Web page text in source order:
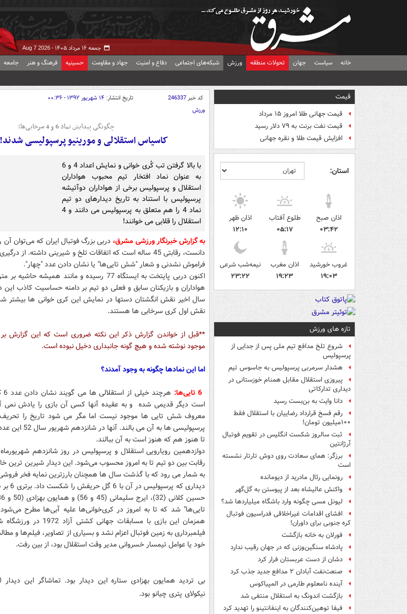
جمعه ۱۶ مرداد ۱۴۰۵ - Aug 7 2026
خانه سیاست جهان تحولات منطقه ورزش شبکه‌های اجتماعی دفاع و امنیت جهاد و مقاومت حسینیه فرهنگ و هنر جامعه
قیمت
قیمت جهانی طلا امروز ۱۵ مرداد
قیمت نفت برنت به ۷۹ دلار رسید
افزایش قیمت طلا و نقره جهانی
استان:
اذان صبح
۰۳:۴۲
طلوع آفتاب
۰۵:۱۷
اذان ظهر
۱۲:۱۰
غروب خورشید
۱۹:۰۳
اذان مغرب
۱۹:۲۳
نیمه‌شب شرعی
۲۳:۲۲
تازه های ورزش
شروع تلخ مدافع تیم ملی پس از جدایی از
پرسپولیس
هشدار سرمربی پرسپولیس به جاسوس تیم
پیروزی استقلال مقابل همنام خوزستانی در
دیداری تدارکاتی
دانا وایت به بن‌بست رسید
رقم فسخ قرارداد رضاییان با استقلال فقط
۱۰۰میلیون تومان!
ثبت سالروز شکست انگلیس در تقویم فوتبال
آرژانتین
برزگر: همای سعادت روی دوش تارتار نشسته
است
رونمایی رئال مادرید از دیومانده
واکنش عالیشاه بعد از پیوستن به گل‌گهر
لیونل مسی چگونه وارد باشگاه میلیاردها شد؟
افشای اقدامات غیراخلاقی فدراسیون فوتبال
کره جنوبی برای داوران!
فورلان به خانه بازگشت
پادشاه سنگین‌وزنی که در جهان رقیب ندارد
دشان از دست عربستان فرار کرد
صنعت‌نفت آبادان ۲ مدافع جدید جذب کرد
آینده نامعلوم طارمی در المپیاکوس
بازگشت اندونگ به استقلال منتفی شد
فیفا توهین‌کنندگان به اینفانتینو را تهدید کرد
کد خبر246337 تاریخ انتشار: ۱۴ شهریور ۱۳۹۲ - ۰۰:۳۶
ورزش
چگونگی پیدایش نماد 6 و 4 سرخابی‌ها؛
کاسیاس استقلالی و مورینیو پرسپولیسی
با بالا گرفتن تب کُری خوانی و نمایش اعداد 4 و 6
به عنوان نماد افتخار تیم محبوب هواداران
استقلال و پرسپولیس برخی از هواداران دوآتیشه
پرسپولیس با استناد به تاریخ دیدارهای دو تیم
نماد 4 را هم متعلق به پرسپولیس می دانند و 4
استقلال را قلابی می خوانند!
به گزارش خبرنگار ورزشی مشرق، دربی بزرگ فوتبال ایران که می‌توان
دانست، رقابتی 45 ساله است که اتفاقات تلخ و شیرینی داشته. از
فراموش نشدنی و شعار "شش تایی‌ها" یا نشان دادن عدد "چهار".
اکنون دربی پایتخت به ایستگاه 77 رسیده و مانند
هواداران و بازیکنان سابق و فعلی دو تیم بر دامنه حساسیت کاذب این
نقش اول کری سرخابی ها هستند.
**قبل از خواندن گزارش ذکر این نکته ضروری است که این گزارش
موجود نوشته شده و هیچ گونه جانبداری دخیل نبوده است.
اما این نمادها چگونه به وجود آمدند؟
است دیگر قدیمی شده و به عقیده آنها کسی آن بازی را یادش نمی
پرسپولیسی ها به آن
تا هنوز هم که هنوز است به آن ببالند.
رقابت بین دو تیم تا به امروز محسوب می‌شود. این دیدار شیرین ترین
به شمار می رود که با گذشت سال ها همچنان بارزترین نمایه فخر
تایی‌ها" شد که تا به امروز در کری‌خوانی‌ها علیه آبی‌ها مطرح می‌شود.
همزمان این بازی با مسابقات
فیلمبرداری به زمین فوتبال اعزام نشد و بسیاری از تصاویر، فیلم‌ها و
خود یا عوامل تیمسار خسروانی مدیر وقت استقلال بود، از بین رفت.
نیکولای پتری چیانو بود.